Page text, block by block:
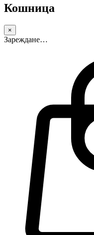
Кошница
×
Зареждане…